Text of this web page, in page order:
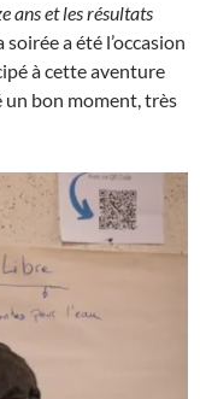
ans et les résultats
soirée a été l’occasion
à cette aventure
un bon moment, très